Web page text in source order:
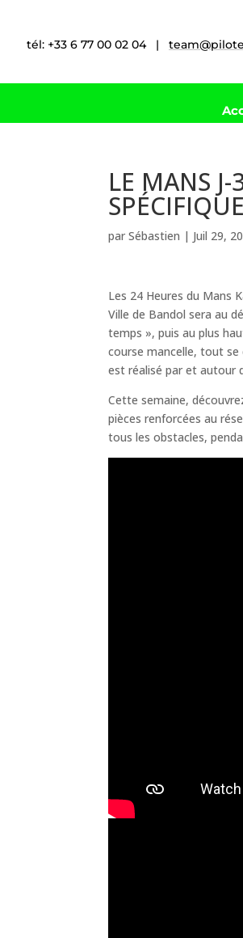
tél: +33 6 77 00 02 04 |
LE MANS
parSébastien | Juil 29,
Les 24 Heures du Mans
Ville de Bandol sera au
temps », puis au plus
course mancelle, tout se
est réalisé par et autour
Cette semaine,
pièces renforcées au
tous les obstacles,